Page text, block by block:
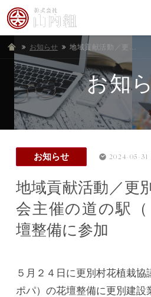
ホーム
お知らせ 地域貢献活動／更別村花植栽協議会主催の道の駅（ピポパ）の花壇整備に参加
お知
お知らせ 2024-05-31
地域貢献活動／更
会主催の道の駅
壇整備に参加
５月２４日に更別村花植栽
ポパ）の花壇整備に更別建設